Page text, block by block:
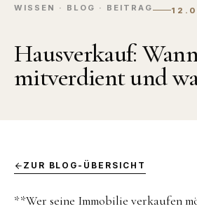
WISSEN · BLOG · BEITRAG
Hausverkauf:
mitverdient und
ZUR BLOG-ÜBERSICHT
**Wer seine Immobilie verkaufen